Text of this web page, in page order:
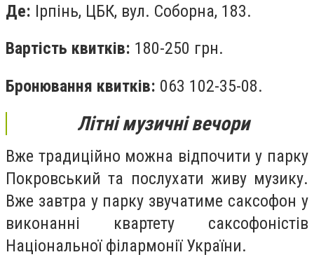
Де: Ірпінь, ЦБК, вул. Соборна, 183.
Вартість квитків: 180-250 грн.
Бронювання квитків: 063 102-35-08.
Літні музичні вечори
Вже традиційно можна відпочити у парку
Покровський та послухати живу музику.
Вже завтра у парку звучатиме саксофон у
виконанні квартету саксофоністів
Національної філармонії України.